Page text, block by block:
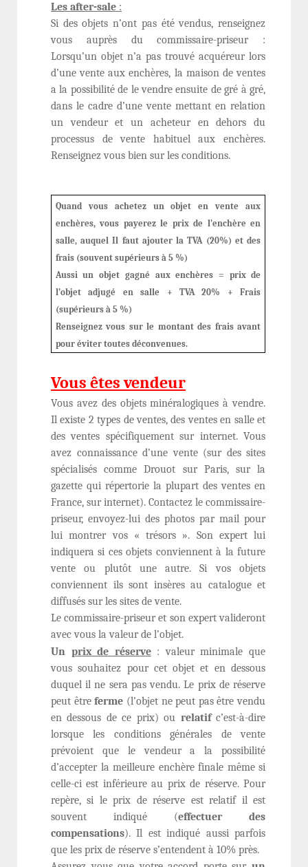
Les after-sale :
Si des objets n’ont pas été vendus, renseignez
vous auprès du commissaire-priseur :
Lorsqu’un objet n’a pas trouvé acquéreur lors
d’une vente aux enchères, la maison de ventes
a la possibilité de le vendre ensuite de gré à gré,
dans le cadre d’une vente mettant en relation
un vendeur et un acheteur en dehors du
processus de vente habituel aux enchères.
Renseignez vous bien sur les conditions.
Quand vous achetez un objet en vente aux
enchères, vous payerez le prix de l’enchère en
salle, auquel Il faut ajouter la TVA (20%) et des
frais (souvent supérieurs à 5 %)
Aussi un objet gagné aux enchères = prix de
l’objet adjugé en salle + TVA 20% + Frais
(supérieurs à 5 %)
Renseignez vous sur le montant des frais avant
pour éviter toutes déconvenues.
Vous êtes vendeur
Vous avez des objets minéralogiques à vendre.
Il existe 2 types de ventes, des ventes en salle et
des ventes spécifiquement sur internet. Vous
avez connaissance d’une vente (sur des sites
spécialisés comme Drouot sur Paris, sur la
gazette qui répertorie la plupart des ventes en
France, sur internet). Contactez le commissaire-
priseur, envoyez-lui des photos par mail pour
lui montrer vos « trésors ». Son expert lui
indiquera si ces objets conviennent à la future
vente ou plutôt une autre. Si vos objets
conviennent ils sont insères au catalogue et
diffusés sur les sites de vente.
Le commissaire-priseur et son expert valideront
avec vous la valeur de l’objet.
Un prix de réserve: valeur minimale que
vous souhaitez pour cet objet et en dessous
duquel il ne sera pas vendu. Le prix de réserve
peut êtreferme (l’objet ne peut pas être vendu
en dessous de ce prix) ou relatifc’est-à-dire
lorsque les conditions générales de vente
prévoient que le vendeur a la possibilité
d’accepter la meilleure enchère finale même si
celle-ci est inférieure au prix de réserve. Pour
repère, si le prix de réserve est relatif il est
souvent indiqué (effectuer des
compensations). Il est indiqué aussi parfois
que les prix de réserve s’entendent à 10% près.